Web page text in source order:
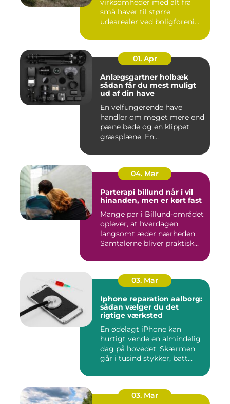
virksomheder med alt fra
små haver til større
udearealer ved boligforeni...
01. Apr
Anlægsgartner holbæk
sådan får du mest muligt
ud af din have
En velfungerende have
handler om meget mere end
pæne bede og en klippet
græsplæne. En
04. Mar
Parterapi billund når i vil
hinanden, men er kørt fast
Mange par i Billund-området
oplever, at hverdagen
langsomt æder nærheden.
Samtalerne bliver praktisk...
03. Mar
Iphone reparation aalborg:
sådan vælger du det
rigtige værksted
En ødelagt iPhone kan
hurtigt vende en almindelig
dag på hovedet. Skærmen
går i tusind stykker, batt...
03. Mar